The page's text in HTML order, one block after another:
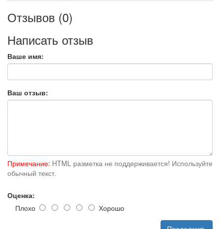
Отзывов (0)
Написать отзыв
Ваше имя:
Ваш отзыв:
Примечание: HTML разметка не поддерживается! Используйте
обычный текст.
Оценка:
Плохо
Хорошо